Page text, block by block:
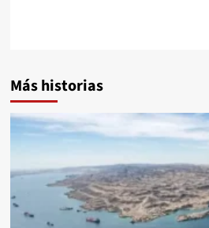
Más historias